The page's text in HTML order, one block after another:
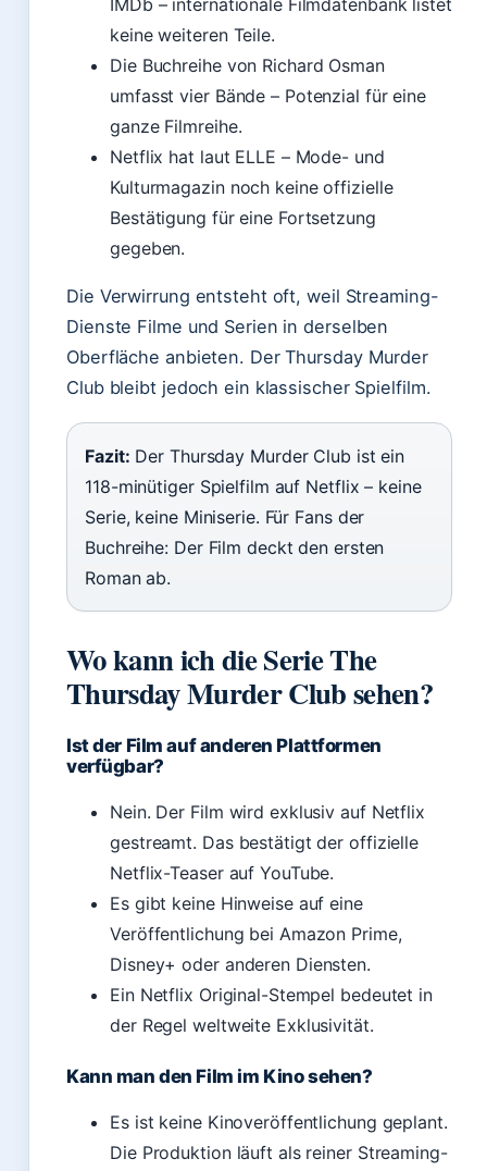
IMDb – internationale Filmdatenbank listet
keine weiteren Teile.
Die Buchreihe von Richard Osman
umfasst vier Bände – Potenzial für eine
ganze Filmreihe.
Netflix hat laut ELLE – Mode- und
Kulturmagazin noch keine offizielle
Bestätigung für eine Fortsetzung
gegeben.
Die Verwirrung entsteht oft, weil Streaming-
Dienste Filme und Serien in derselben
Oberfläche anbieten. Der Thursday Murder
Club bleibt jedoch ein klassischer Spielfilm.
Fazit: Der Thursday Murder Club ist ein
118-minütiger Spielfilm auf Netflix – keine
Serie, keine Miniserie. Für Fans der
Buchreihe: Der Film deckt den ersten
Roman ab.
Wo kann ich die Serie The
Thursday Murder Club sehen?
Ist der Film auf anderen Plattformen
verfügbar?
Nein. Der Film wird exklusiv auf Netflix
gestreamt. Das bestätigt der offizielle
Netflix-Teaser auf YouTube.
Es gibt keine Hinweise auf eine
Veröffentlichung bei Amazon Prime,
Disney+ oder anderen Diensten.
Ein Netflix Original-Stempel bedeutet in
der Regel weltweite Exklusivität.
Kann man den Film im Kino sehen?
Es ist keine Kinoveröffentlichung geplant.
Die Produktion läuft als reiner Streaming-